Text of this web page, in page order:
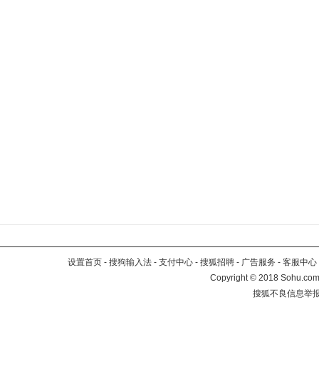
设置首页 - 搜狗输入法 - 支付中心 - 搜狐招聘 - 广告服务 - 客服中心
Copyright©2018
搜狐不良信息举